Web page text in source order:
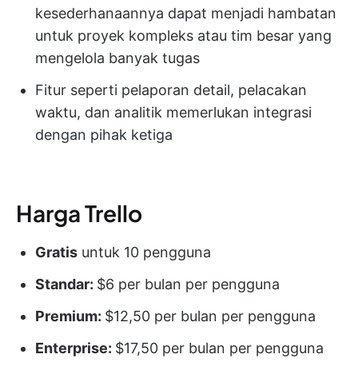
kesederhanaannya dapat menjadi hambatan
untuk proyek kompleks atau tim besar yang
mengelola banyak tugas
Fitur seperti pelaporan detail, pelacakan
waktu, dan analitik memerlukan integrasi
dengan pihak ketiga
Harga Trello
Gratis untuk 10 pengguna
Standar: $6 per bulan per pengguna
Premium: $12,50 per bulan per pengguna
Enterprise: $17,50 per bulan per pengguna